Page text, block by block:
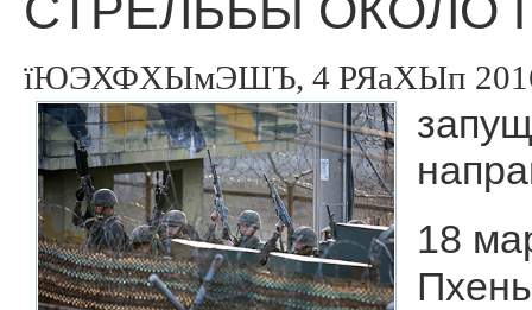
їЮЭХФХЫмЭШЪ, 4 РЯаХЫп
18